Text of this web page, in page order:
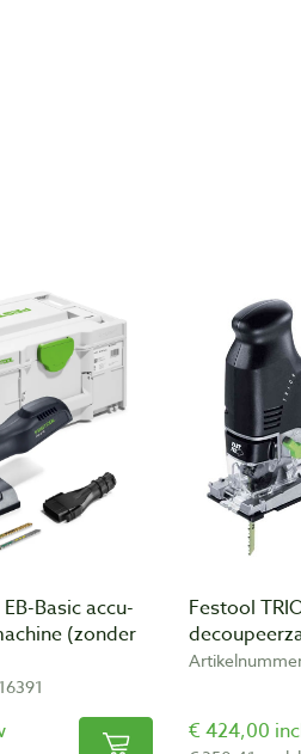
Basic accu-
(zonder
Festool
€ 424,00